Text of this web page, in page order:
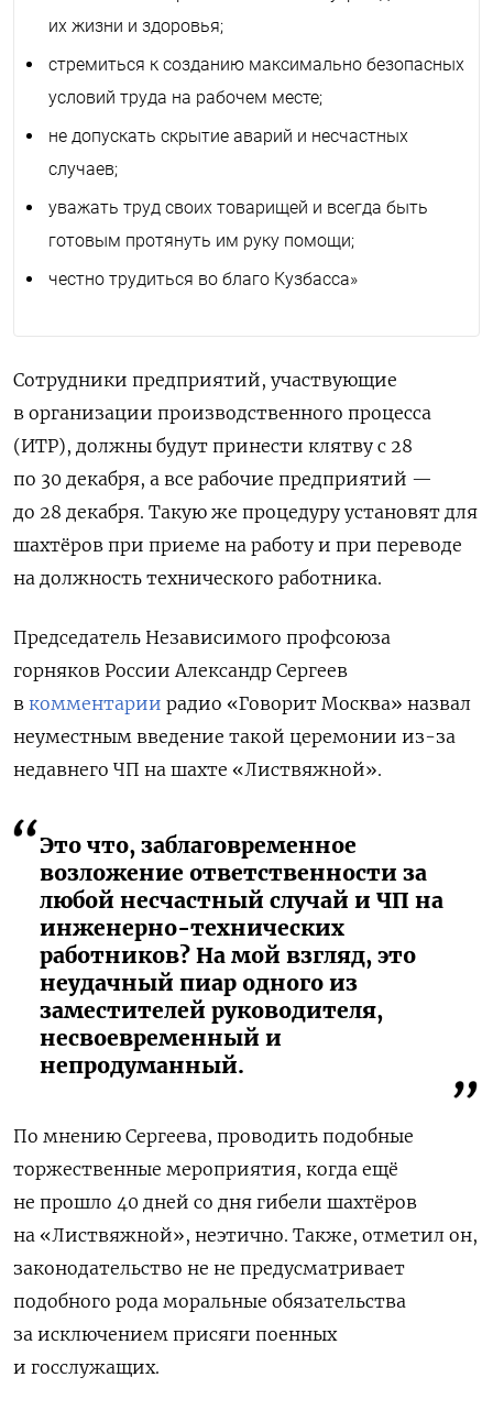
их жизни и здоровья;
стремиться к созданию максимально безопасных
условий труда на рабочем месте;
не допускать скрытие аварий и несчастных
случаев;
уважать труд своих товарищей и всегда быть
готовым протянуть им руку помощи;
честно трудиться во благо Кузбасса»
Сотрудники предприятий, участвующие
в организации производственного процесса
(ИТР), должны будут принести клятву с 28
по 30 декабря, а все рабочие предприятий —
до 28 декабря. Такую же процедуру установят для
шахтёров при приеме на работу и при переводе
на должность технического работника.
Председатель Независимого профсоюза
горняков России Александр Сергеев
в комментарии радио «Говорит Москва» назвал
неуместным введение такой церемонии из-за
недавнего ЧП на шахте «Листвяжной».
Это что, заблаговременное
возложение ответственности за
любой несчастный случай и ЧП на
инженерно-технических
работников? На мой взгляд, это
неудачный пиар одного из
заместителей руководителя,
несвоевременный и
непродуманный.
По мнению Сергеева, проводить подобные
торжественные мероприятия, когда ещё
не прошло 40 дней со дня гибели шахтёров
на «Листвяжной», неэтично. Также, отметил он,
законодательство не не предусматривает
подобного рода моральные обязательства
за исключением присяги поенных
и госслужащих.